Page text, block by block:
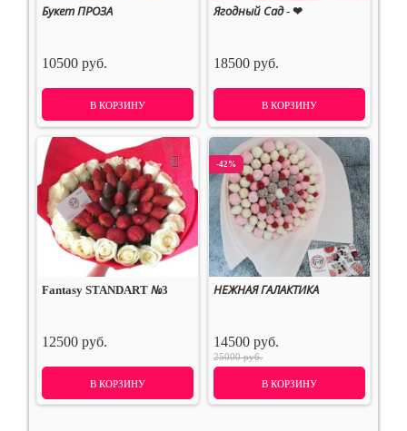
Букет ПРОЗА
10500 руб.
В КОРЗИНУ
Ягодный Сад - ❤
18500 руб.
В КОРЗИНУ
Fantasy STANDART №3
12500 руб.
В КОРЗИНУ
-42%
НЕЖНАЯ ГАЛАКТИКА
14500 руб.
25000 руб.
В КОРЗИНУ